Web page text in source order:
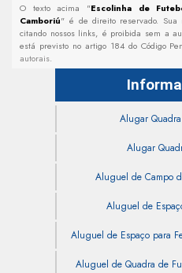
O texto acima "Escolinha de
Camboriú" é de direito reservado. Sua
citando nossos links, é proibida sem a
está previsto no artigo 184 do Código
autorais.
Alugar
Alugar
Aluguel de Campo
Aluguel de
Aluguel de Espaço para
Aluguel de Quadra de